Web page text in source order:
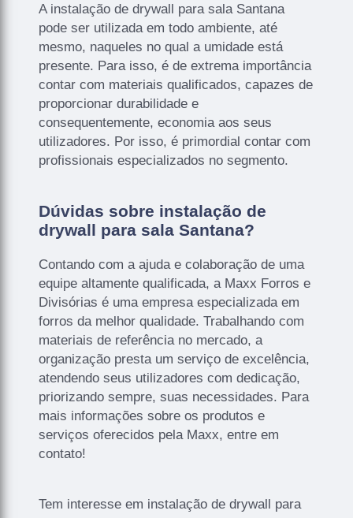
A instalação de drywall para sala Santana
pode ser utilizada em todo ambiente, até
mesmo, naqueles no qual a umidade está
presente. Para isso, é de extrema importância
contar com materiais qualificados, capazes de
proporcionar durabilidade e
consequentemente, economia aos seus
utilizadores. Por isso, é primordial contar com
profissionais especializados no segmento.
Dúvidas sobre instalação de
drywall para sala Santana?
Contando com a ajuda e colaboração de uma
equipe altamente qualificada, a Maxx Forros e
Divisórias é uma empresa especializada em
forros da melhor qualidade. Trabalhando com
materiais de referência no mercado, a
organização presta um serviço de excelência,
atendendo seus utilizadores com dedicação,
priorizando sempre, suas necessidades. Para
mais informações sobre os produtos e
serviços oferecidos pela Maxx, entre em
contato!
Tem interesse em instalação de drywall para